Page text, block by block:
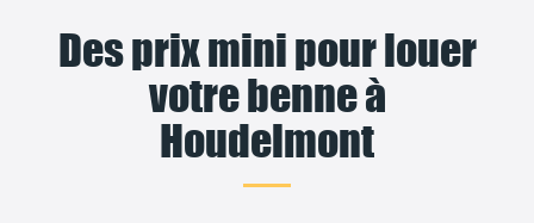
Des prix mini pour louer
votre benne à
Houdelmont